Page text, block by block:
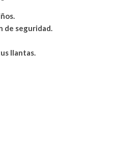
de seguridad.
llantas.